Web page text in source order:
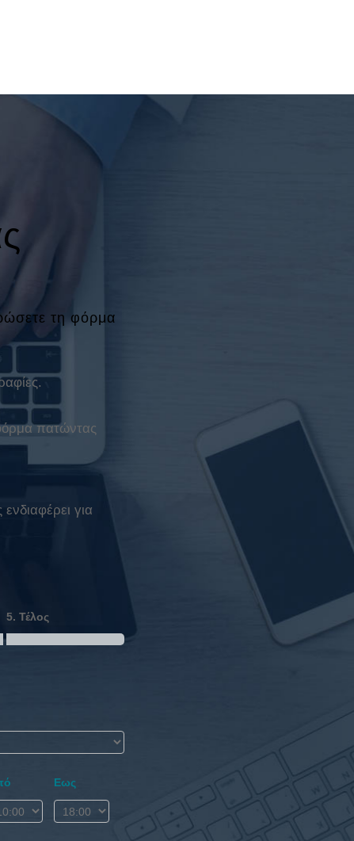
τη φόρμα
πατώντας
για
5. Τέλος
Εως